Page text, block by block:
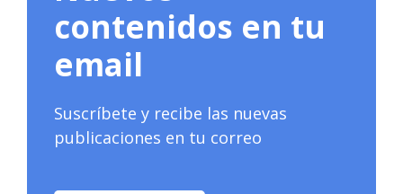
contenidos en tu
email
Suscríbete y recibe las nuevas
publicaciones en tu correo